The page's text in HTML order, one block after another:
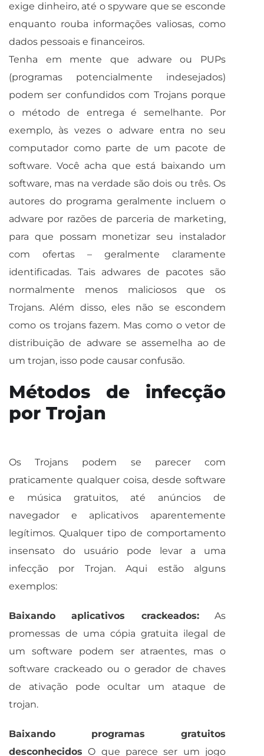
exige dinheiro, até o spyware que se esconde
enquanto rouba informações valiosas, como
dados pessoais e financeiros.
Tenha em mente que adware ou PUPs
(programas potencialmente indesejados)
podem ser confundidos com Trojans porque
o método de entrega é semelhante. Por
exemplo, às vezes o adware entra no seu
computador como parte de um pacote de
software. Você acha que está baixando um
software, mas na verdade são dois ou três. Os
autores do programa geralmente incluem o
adware por razões de parceria de marketing,
para que possam monetizar seu instalador
com ofertas – geralmente claramente
identificadas. Tais adwares de pacotes são
normalmente menos maliciosos que os
Trojans. Além disso, eles não se escondem
como os trojans fazem. Mas como o vetor de
distribuição de adware se assemelha ao de
um trojan, isso pode causar confusão.
Métodos de infecção
por Trojan
Os Trojans podem se parecer com
praticamente qualquer coisa, desde software
e música gratuitos, até anúncios de
navegador e aplicativos aparentemente
legítimos. Qualquer tipo de comportamento
insensato do usuário pode levar a uma
infecção por Trojan. Aqui estão alguns
exemplos:
Baixando aplicativos crackeados:As
promessas de uma cópia gratuita ilegal de
um software podem ser atraentes, mas o
software crackeado ou o gerador de chaves
de ativação pode ocultar um ataque de
trojan.
Baixando programas gratuitos
desconhecidos O que parece ser um jogo